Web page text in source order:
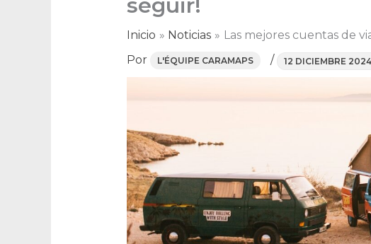
seguir!
Inicio Noticias
Las mejores cuentas de
Por
L'ÉQUIPE CARAMAPS / 12 DICIEMBRE 2024